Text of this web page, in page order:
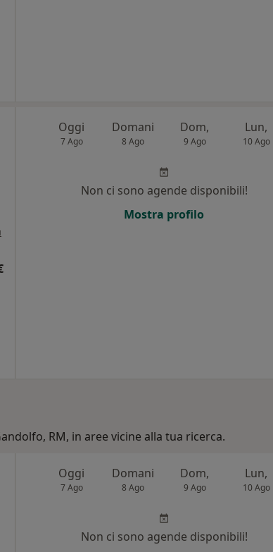
Oggi
7 Ago
Domani
8 Ago
Dom,
9 Ago
Lun,
10 Ago
Non ci sono agende disponibili!
Mostra profilo
RM, in aree vicine alla tua ricerca.
Oggi
7 Ago
Domani
8 Ago
Dom,
9 Ago
Lun,
10 Ago
Non ci sono agende disponibili!